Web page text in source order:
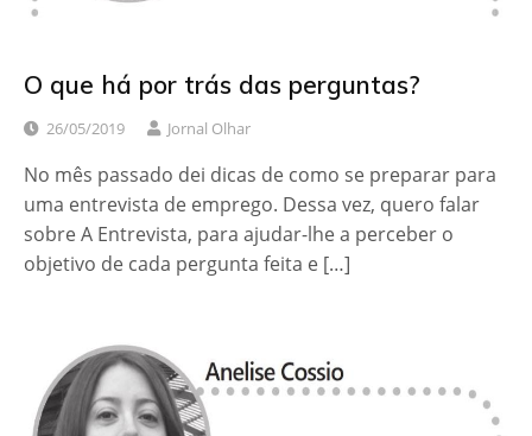
O que há por trás das perguntas?
26/05/2019 Jornal Olhar
No mês passado dei dicas de como se preparar para
uma entrevista de emprego. Dessa vez, quero falar
sobre A Entrevista, para ajudar-lhe a perceber o
objetivo de cada pergunta feita e […]